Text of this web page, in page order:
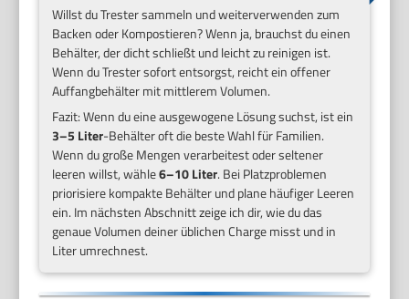
Willst du Trester sammeln und weiterverwenden zum
Backen oder Kompostieren? Wenn ja, brauchst du einen
Behälter, der dicht schließt und leicht zu reinigen ist.
Wenn du Trester sofort entsorgst, reicht ein offener
Auffangbehälter mit mittlerem Volumen.
Fazit: Wenn du eine ausgewogene Lösung suchst, ist ein
3–5 Liter-Behälter oft die beste Wahl für Familien.
Wenn du große Mengen verarbeitest oder seltener
leeren willst, wähle6–10 Liter. Bei Platzproblemen
priorisiere kompakte Behälter und plane häufiger Leeren
ein. Im nächsten Abschnitt zeige ich dir, wie du das
genaue Volumen deiner üblichen Charge misst und in
Liter umrechnest.